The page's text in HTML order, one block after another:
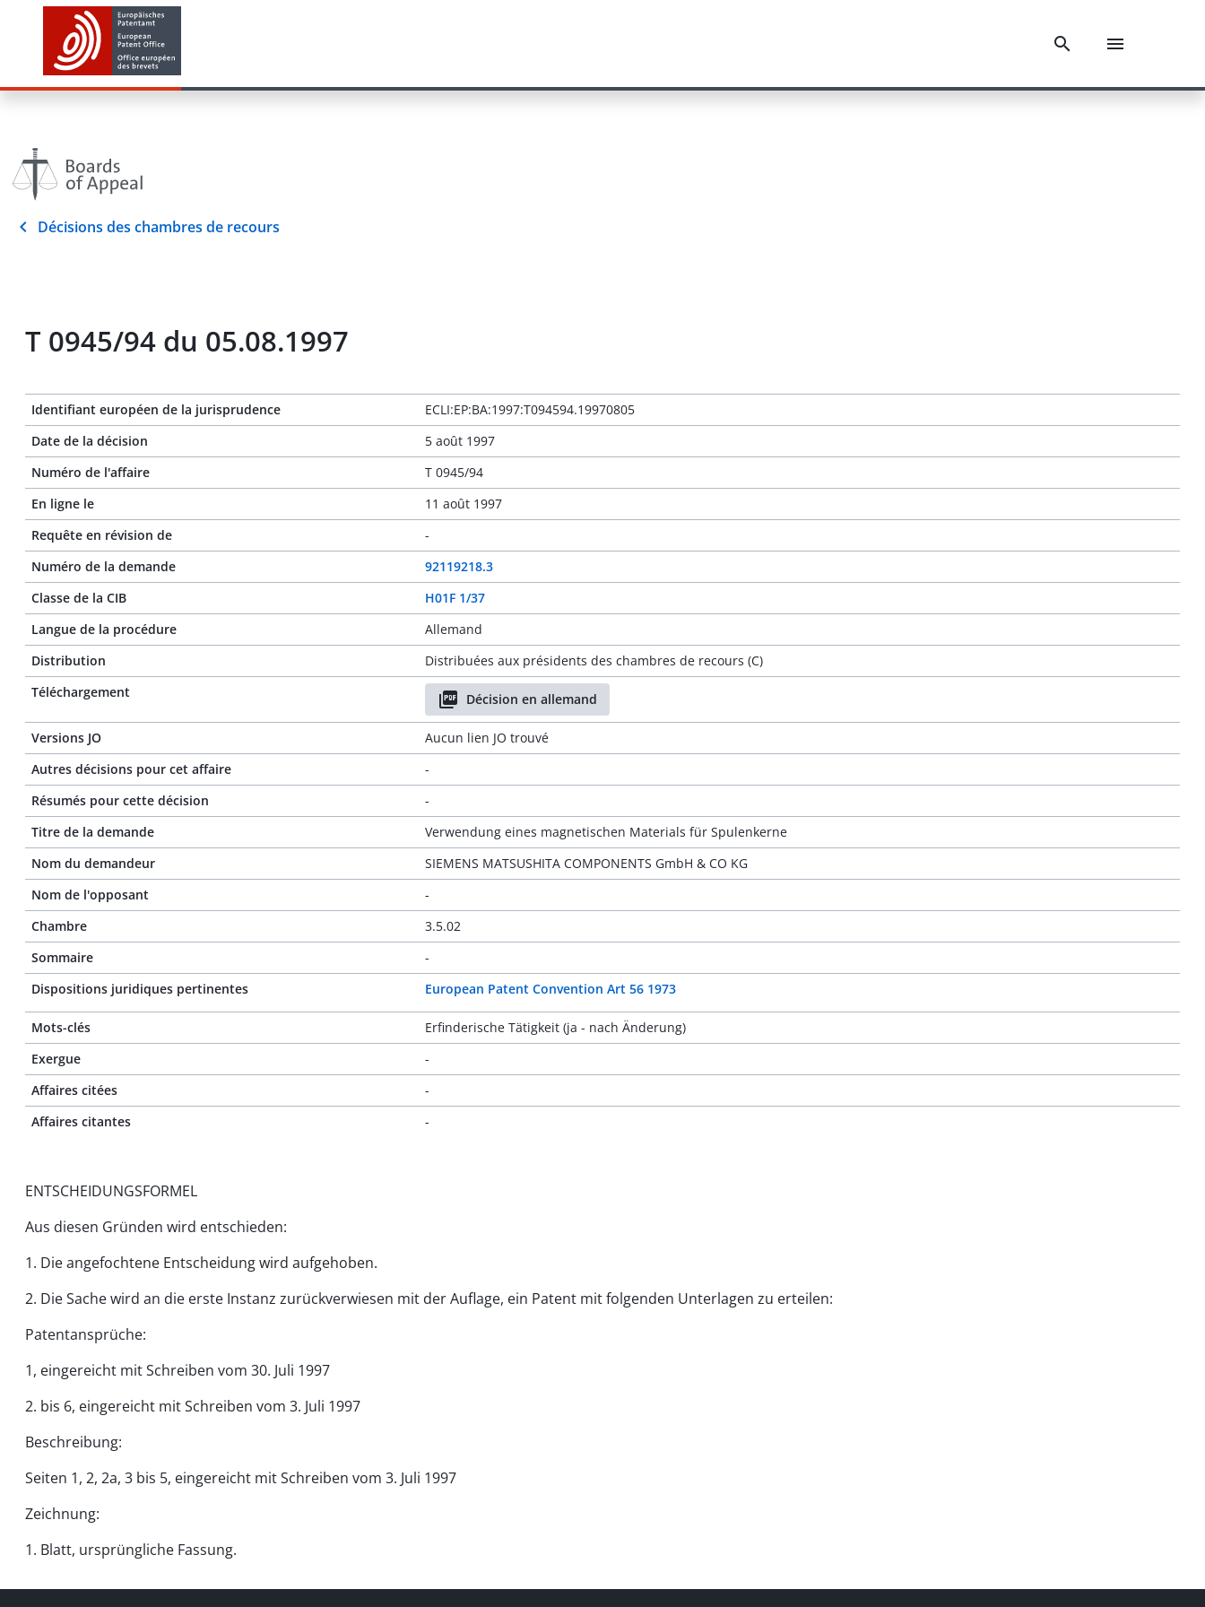
Décisions des chambres de recours
T 0945/94 du 05.08.1997
Identifiant européen de la jurisprudence
ECLI:EP:BA:1997:T094594.19970805
Date de la décision
5 août 1997
Numéro de l'affaire
T 0945/94
En ligne le
11 août 1997
Requête en révision de
-
Numéro de la demande
92119218.3
Classe de la CIB
H01F 1/37
Langue de la procédure
Allemand
Distribution
Distribuées aux présidents des chambres de recours (C)
Téléchargement
Décision en allemand
Versions JO
Aucun lien JO trouvé
Autres décisions pour cet affaire
-
Résumés pour cette décision
-
Titre de la demande
Verwendung eines magnetischen Materials für Spulenkerne
Nom du demandeur
SIEMENS MATSUSHITA COMPONENTS GmbH & CO KG
Nom de l'opposant
-
Chambre
3.5.02
Sommaire
-
Dispositions juridiques pertinentes
European Patent Convention Art 56 1973
Mots-clés
Erfinderische Tätigkeit (ja - nach Änderung)
Exergue
-
Affaires citées
-
Affaires citantes
-
ENTSCHEIDUNGSFORMEL
Aus diesen Gründen wird entschieden:
1. Die angefochtene Entscheidung wird aufgehoben.
2. Die Sache wird an die erste Instanz zurückverwiesen mit der Auflage, ein Patent mit folgenden Unterlagen zu erteilen:
Patentansprüche:
1, eingereicht mit Schreiben vom 30. Juli 1997
2. bis 6, eingereicht mit Schreiben vom 3. Juli 1997
Beschreibung:
Seiten 1, 2, 2a, 3 bis 5, eingereicht mit Schreiben vom 3. Juli 1997
Zeichnung:
1. Blatt, ursprüngliche Fassung.